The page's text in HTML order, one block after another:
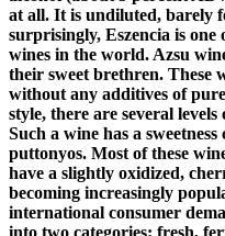
at all. It is undiluted, barely
surprisingly, Eszencia is one
wines in the world. Azsu
their sweet brethren. These
without any additives of
style, there are several
Such a wine has a
puttonyos. Most of these
have a slightly oxidized,
becoming increasingly
international consumer
into two categories: fresh,